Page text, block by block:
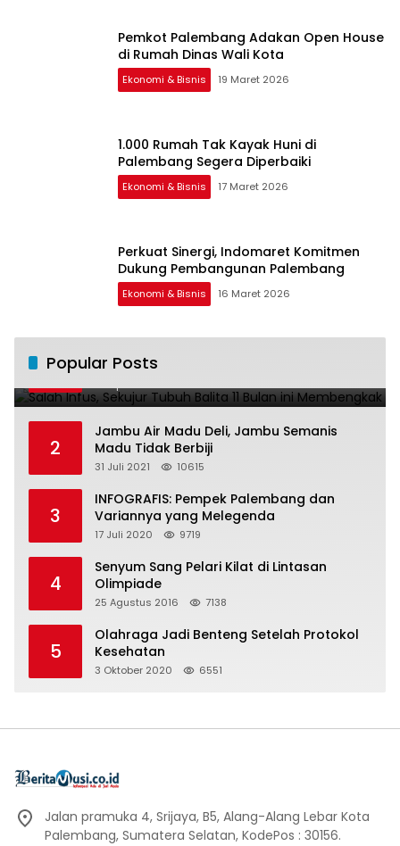
Pemkot Palembang Adakan Open House
di Rumah Dinas Wali Kota
Ekonomi & Bisnis 19 Maret 2026
1.000 Rumah Tak Kayak Huni di
Palembang Segera Diperbaiki
Ekonomi & Bisnis 17 Maret 2026
Perkuat Sinergi, Indomaret Komitmen
Dukung Pembangunan Palembang
Ekonomi & Bisnis 16 Maret 2026
Popular Posts
1
ini Membengkak
28 April 2016 11022
2
Jambu Air Madu Deli, Jambu Semanis
Madu Tidak Berbiji
31 Juli 2021 10615
3
INFOGRAFIS: Pempek Palembang dan
Variannya yang Melegenda
17 Juli 2020 9719
4
Senyum Sang Pelari Kilat di Lintasan
Olimpiade
25 Agustus 2016 7138
5
Olahraga Jadi Benteng Setelah Protokol
Kesehatan
3 Oktober 2020 6551
Jalan pramuka 4, Srijaya, B5, Alang-Alang Lebar Kota
Palembang, Sumatera Selatan, KodePos : 30156.